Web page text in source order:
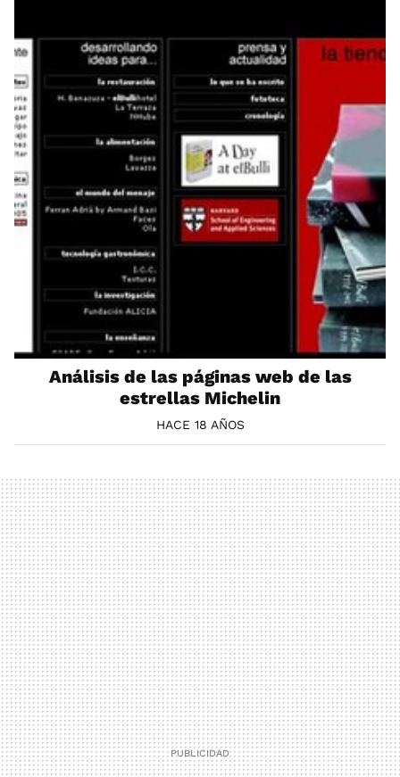
Análisis de las páginas web de las
estrellas Michelin
HACE 18 AÑOS